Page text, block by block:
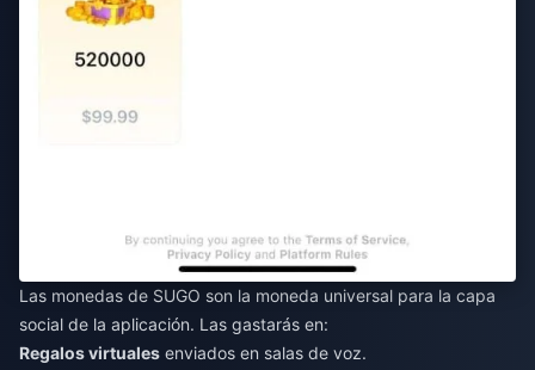
Las monedas de SUGO son la moneda universal para la capa
social de la aplicación. Las gastarás en:
Regalos virtuales enviados en salas de voz.